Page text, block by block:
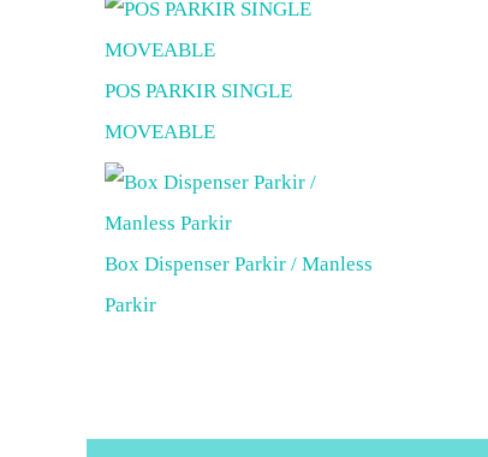
POS PARKIR SINGLE
MOVEABLE
Box Dispenser Parkir / Manless
Parkir